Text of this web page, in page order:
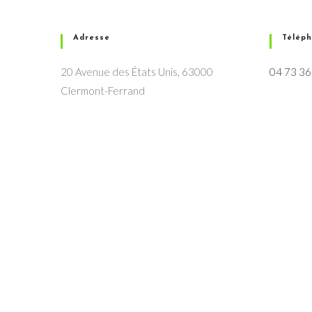
Adresse
20 Avenue des États Unis, 63000
Clermont-Ferrand
04 73